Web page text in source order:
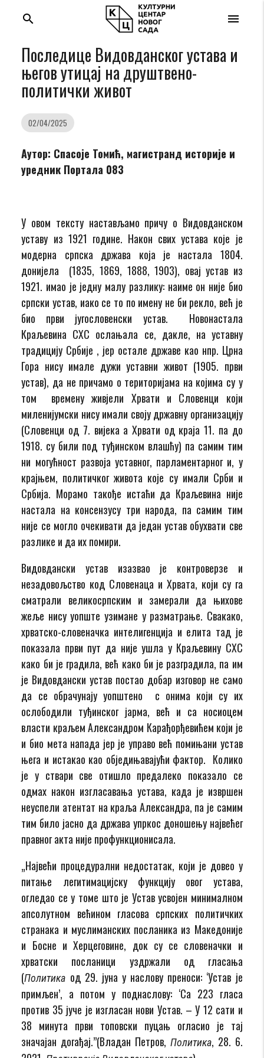
menu
search
Последице Видовданског устава и
његов утицај на друштвено-
политички живот
02/04/2025
Аутор: Спасоје Томић, магистранд историје и
уредник Портала 083
У овом тексту настављамо причу о Видовданском
уставу из 1921 године. Након свих устава које је
модерна српска држава која је настала 1804.
донијела (1835, 1869, 1888, 1903), овај устав из
1921. имао је једну малу разлику: наиме он није био
српски устав, иако се то по имену не би рекло, већ је
био први југословенски устав. Новонастала
Краљевина СХС ослањала се, дакле, на уставну
традицију Србије , јер остале државе као нпр. Црна
Гора нису имале дужи уставни живот (1905. први
устав), да не причамо о територијама на којима су у
том времену живјели Хрвати и Словенци који
миленијумски нису имали своју државну организацију
(Словенци од 7. вијека а Хрвати од краја 11. па до
1918. су били под туђинском влашћу) па самим тим
ни могућност развоја уставног, парламентарног и, у
крајњем, политичког живота којe су имали Срби и
Србија. Морамо такође истаћи да Краљевина није
настала на консензусу три народа, па самим тим
није се могло очекивати да један устав обухвати све
разлике и да их помири.
Видовдански устав изазвао је контроверзе и
незадовољство код Словенаца и Хрвата, који су га
сматрали великосрпским и замерали да њихове
жеље нису уопште узимане у разматрање. Свакако,
хрватско-словеначка интелигенција и елита тад је
показала први пут да није ушла у Краљевину СХС
како би је градила, већ како би је разградила, па им
је Видовдански устав постао добар изговор не само
да се обрачунају уопштено с онима који су их
ослободили туђинског јарма, већ и са носиоцем
власти краљем Александром Карађорђевићем који је
и био мета напада јер је управо већ помињани устав
њега и истакао као обједињавајући фактор. Колико
је у ствари све отишло предалеко показало се
одмах након изгласавања устава, када је извршен
неуспели атентат на краља Александра, па је самим
тим било јасно да држава упркос доношењу највећег
правног акта није профункционисала.
„Највећи процедурални недостатак, који је довео у
питање легитимацијску функцију овог устава,
огледао се у томе што је Устав усвојен минималном
апсолутном већином гласова српских политичких
странака и муслиманских посланика из Македоније
и Босне и Херцеговине, док су се словеначки и
хрватски посланици уздржали од гласања
(Политика од 29. јуна у наслову преноси: ‘Устав је
примљен’, а потом у поднаслову: ‘Са 223 гласа
против 35 јуче је изгласан нови Устав. – У 12 сати и
38 минута први топовски пуцањ огласио је тај
значајан догађај.”(Владан Петров, Политика, 28. 6.